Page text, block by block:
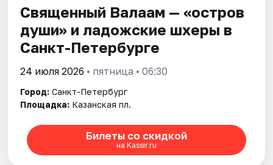
Священный Валаам — «остров
души» и ладожские шхеры в
Санкт-Петербурге
24 июля 2026 • пятница • 06:30
Город: Санкт-Петербург
Площадка: Казанская пл.
Билеты со скидкой
на Kassir.ru